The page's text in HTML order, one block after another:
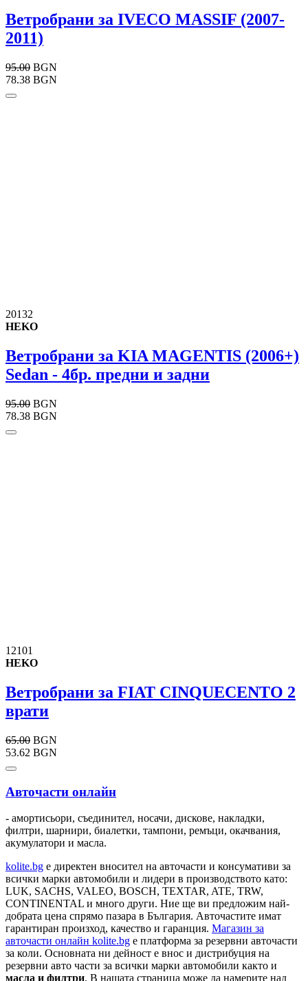
Ветробрани за IVECO MASSIF (2007-
2011)
95.00 BGN
78.38 BGN
20132
HEKO
Ветробрани за KIA MAGENTIS (2006+)
Sedan - 4бр. предни и задни
95.00 BGN
78.38 BGN
12101
HEKO
Ветробрани за FIAT CINQUECENTO 2
врати
65.00 BGN
53.62 BGN
Авточасти онлайн
- амортисьори, съединител, носачи, дискове, накладки,
филтри, шарнири, биалетки, тампони, ремъци, окачвания,
акумулатори и масла.
kolite.bg e директен вносител на авточасти и консумативи за
всички марки автомобили и лидери в производството като:
LUK, SACHS, VALEO, BOSCH, TEXTAR, ATE, TRW,
CONTINENTAL и много други. Ние ще ви предложим най-
добрата цена спрямо пазара в България. Авточастите имат
гарантиран произход, качество и гаранция. Магазин за
авточасти онлайн kolite.bg е платформа за резервни авточасти
за коли. Основната ни дейност е внос и дистрибуция на
резервни авто части за всички марки автомобили както и
масла и филтри. В нашата страница може да намерите над